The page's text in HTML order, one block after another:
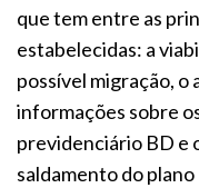
que tem entre as
estabelecidas: a
possível migração, o
informações sobre
previdenciário BD e
saldamento do plano